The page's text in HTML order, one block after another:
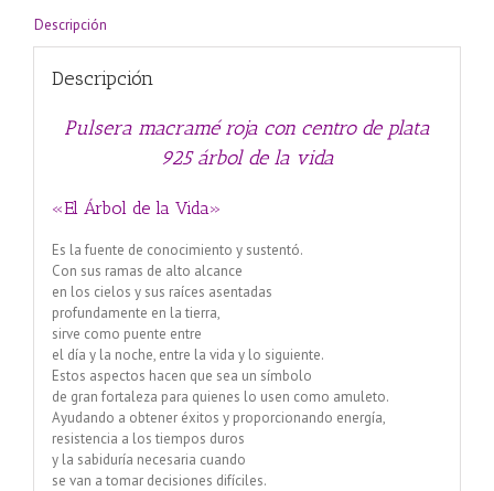
Descripción
Descripción
Pulsera macramé roja con centro de plata
925 árbol de la vida
«El Árbol de la Vida»
Es la fuente de conocimiento y sustentó.
Con sus ramas de alto alcance
en los cielos y sus raíces asentadas
profundamente en la tierra,
sirve como puente entre
el día y la noche, entre la vida y lo siguiente.
Estos aspectos hacen que sea un símbolo
de gran fortaleza para quienes lo usen como amuleto.
Ayudando a obtener éxitos y proporcionando energía,
resistencia a los tiempos duros
y la sabiduría necesaria cuando
se van a tomar decisiones difíciles.